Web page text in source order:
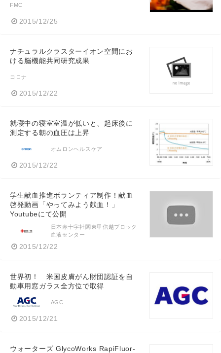
FMC
2015/12/25
ナチュラルクラスターイオン空間にお
ける脳機能共同研究成果
コロナ
2015/12/22
就寝中の寝室室温が低いと、起床後に
測定する朝の血圧は上昇
オムロンヘルスケア
2015/12/22
学生献血推進ボランティア制作！献血
啓発動画「やってみよう献血！」
Youtubeにて公開
日本赤十字社関東甲信越ブロック
血液センター
2015/12/22
世界初！ 米国皮膚がん財団認証を自
動車用窓ガラス全方位で取得
AGC
2015/12/21
ウォーターズ GlycoWorks RapiFluor-